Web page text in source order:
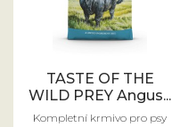
TASTE OF THE
WILD PREY Angus...
Kompletní krmivo pro psy